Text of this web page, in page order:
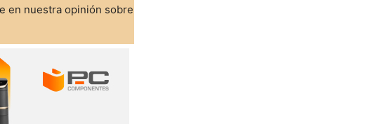
en nuestra opinión sobre